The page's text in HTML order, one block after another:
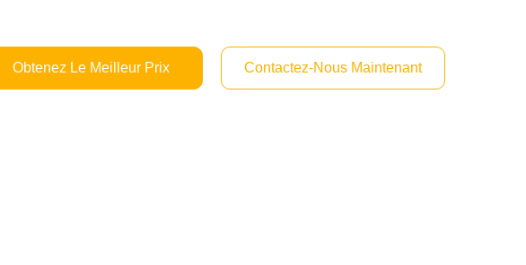
Obtenez Le Meilleur Prix Contactez-Nous Maintenant